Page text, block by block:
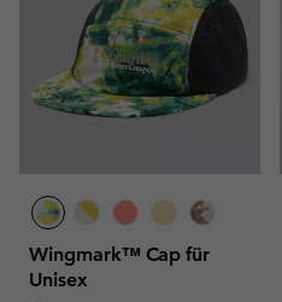
Wingmark™ Cap für
Unisex